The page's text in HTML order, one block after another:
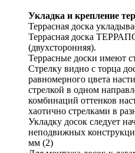
Укладка и крепление
Террасная доска
Террасная доска
(двухсторонняя).
Террасные доски имеют
Стрелку видно с торца
равномерного цвета
стрелкой в одном
комбинаций оттенков
хаотично стрелками в
Укладку досок следует
неподвижных
мм (2)